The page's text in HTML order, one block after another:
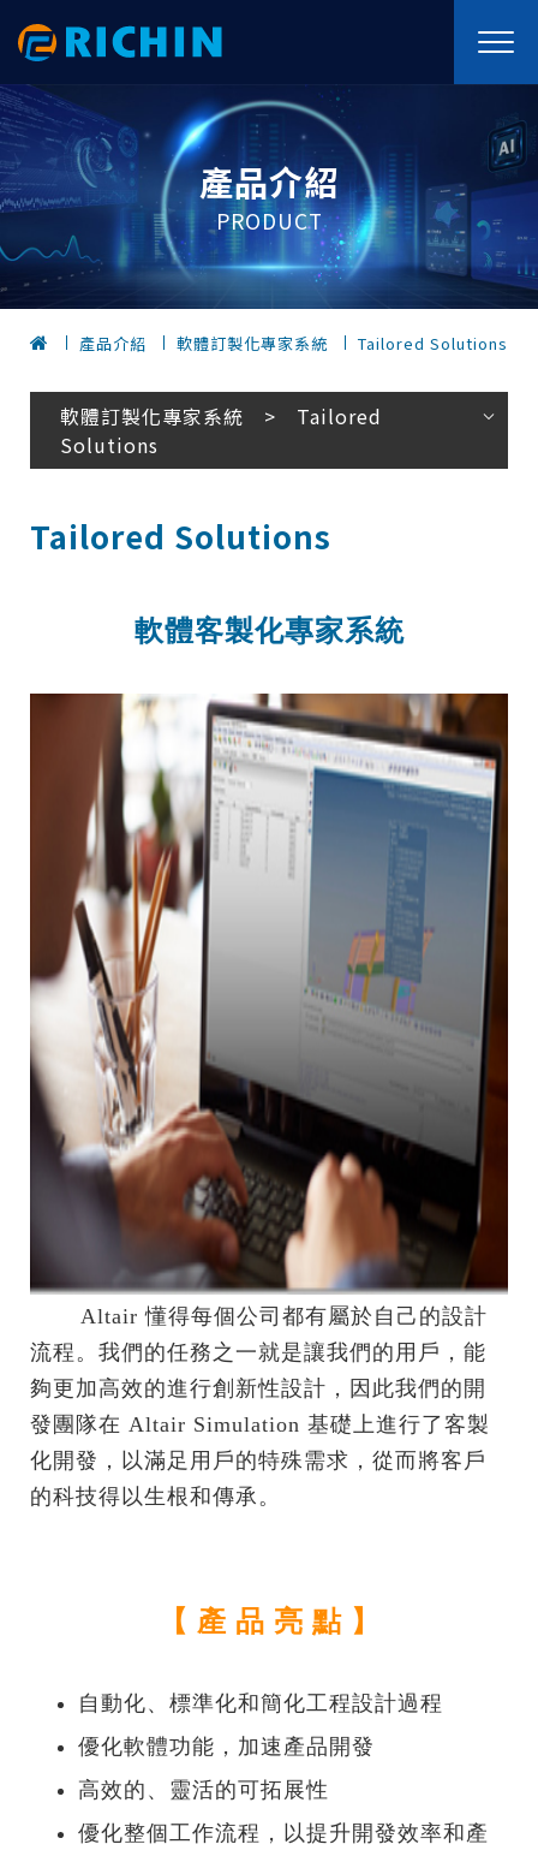
產品介紹
PRODUCT
產品介紹 軟體訂製化專家系統 Tailored Solutions
軟體訂製化專家系統 > Tailored
Solutions
Tailored Solutions
軟體客製化專家系統
Altair 懂得每個公司都有屬於自己的設計
流程。我們的任務之一就是讓我們的用戶，能
夠更加高效的進行創新性設計，因此我們的開
發團隊在 Altair Simulation 基礎上進行了客製
化開發，以滿足用戶的特殊需求，從而將客戶
的科技得以生根和傳承。
【 產 品 亮 點 】
自動化、標準化和簡化工程設計過程
優化軟體功能，加速產品開發
高效的、靈活的可拓展性
優化整個工作流程，以提升開發效率和產